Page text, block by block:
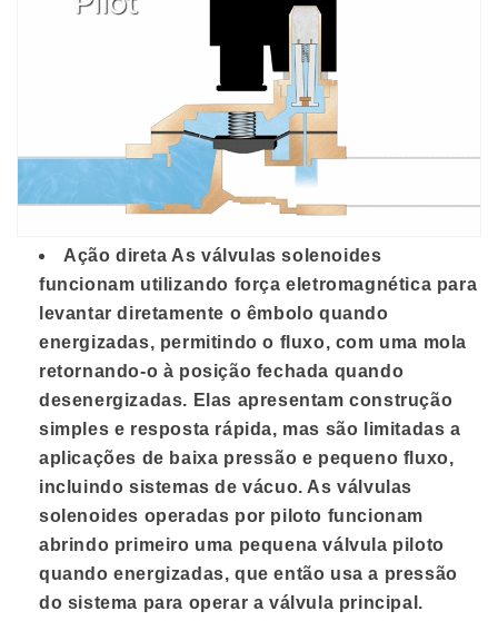
Ação direta As válvulas solenoides
funcionam utilizando força eletromagnética para
levantar diretamente o êmbolo quando
energizadas, permitindo o fluxo, com uma mola
retornando-o à posição fechada quando
desenergizadas. Elas apresentam construção
simples e resposta rápida, mas são limitadas a
aplicações de baixa pressão e pequeno fluxo,
incluindo sistemas de vácuo. As válvulas
solenoides operadas por piloto funcionam
abrindo primeiro uma pequena válvula piloto
quando energizadas, que então usa a pressão
do sistema para operar a válvula principal.